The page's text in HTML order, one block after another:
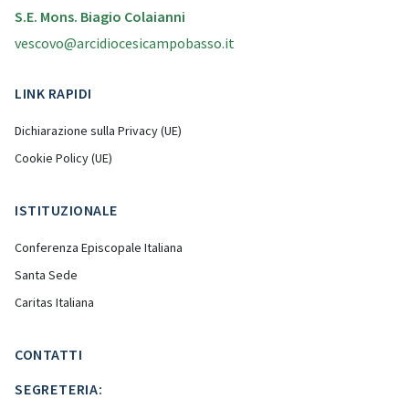
S.E. Mons. Biagio Colaianni
vescovo@arcidiocesicampobasso.it
LINK RAPIDI
Dichiarazione sulla Privacy (UE)
Cookie Policy (UE)
ISTITUZIONALE
Conferenza Episcopale Italiana
Santa Sede
Caritas Italiana
CONTATTI
SEGRETERIA: